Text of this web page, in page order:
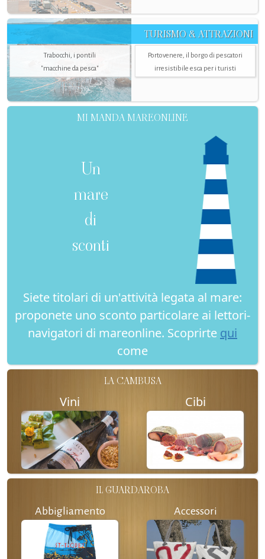
TURISMO & ATTRAZIONI
Trabocchi, i pontili
"macchine da pesca"
Portovenere, il borgo di pescatori
irresistibile esca per i turisti
MI MANDA MAREONLINE
Un
mare
di
sconti
Siete titolari di un'attività legata al mare:
proponete uno sconto particolare ai lettori-
navigatori di mareonline. Scoprirte qui
come
LA CAMBUSA
Vini Cibi
IL GUARDAROBA
Abbigliamento Accessori